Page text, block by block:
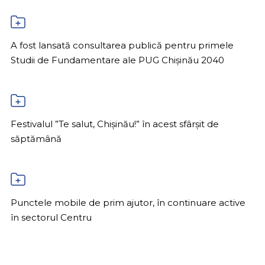
A fost lansată consultarea publică pentru primele
Studii de Fundamentare ale PUG Chișinău 2040
Festivalul ”Te salut, Chișinău!” în acest sfârșit de
săptămână
Punctele mobile de prim ajutor, în continuare active
în sectorul Centru